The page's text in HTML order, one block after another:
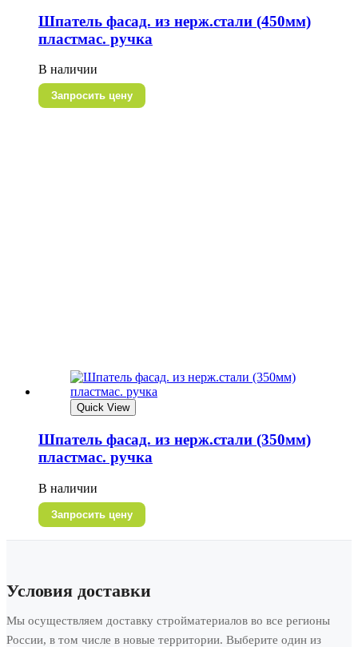
Шпатель фасад. из нерж.стали (450мм)
пластмас. ручка
В наличии
Запросить цену
Quick View
Шпатель фасад. из нерж.стали (350мм)
пластмас. ручка
В наличии
Запросить цену
Условия доставки
Мы осуществляем доставку стройматериалов во все регионы
России, в том числе в новые территории. Выберите один из